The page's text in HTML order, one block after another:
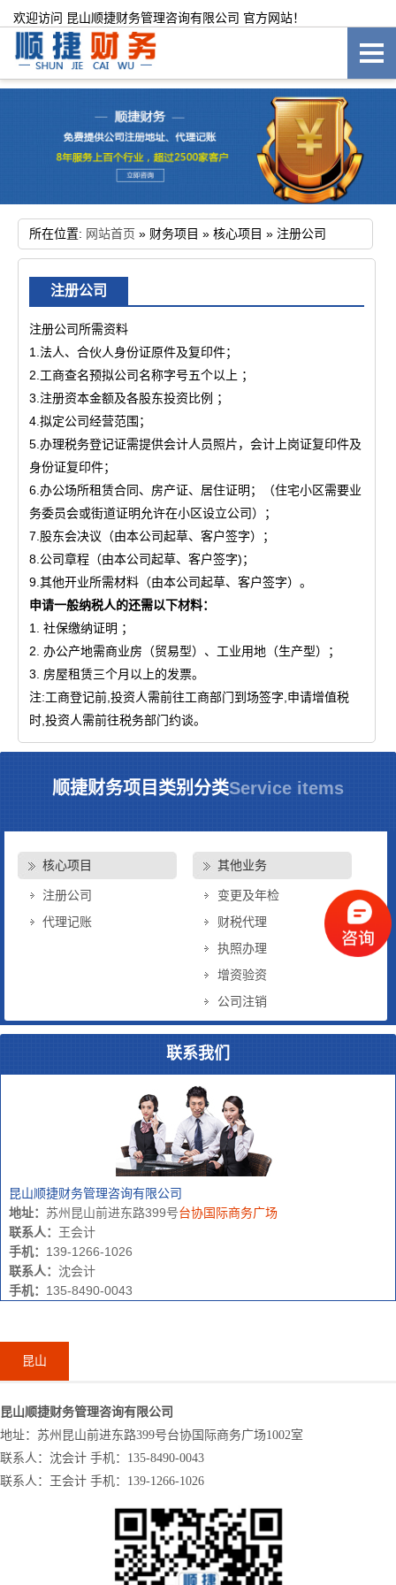
欢迎访问 昆山顺捷财务管理咨询有限公司 官方网站！
所在位置: 网站首页 » 财务项目 » 核心项目 » 注册公司
注册公司
注册公司所需资料
1.法人、合伙人身份证原件及复印件；
2.工商查名预拟公司名称字号五个以上 ；
3.注册资本金额及各股东投资比例 ；
4.拟定公司经营范围；
5.办理税务登记证需提供会计人员照片，会计上岗证复印件及
身份证复印件；
6.办公场所租赁合同、房产证、居住证明；（住宅小区需要业
务委员会或街道证明允许在小区设立公司）；
7.股东会决议（由本公司起草、客户签字）；
8.公司章程（由本公司起草、客户签字)；
9.其他开业所需材料（由本公司起草、客户签字）。
申请一般纳税人的还需以下材料：
1. 社保缴纳证明 ；
2. 办公产地需商业房（贸易型）、工业用地（生产型）；
3. 房屋租赁三个月以上的发票。
注:工商登记前,投资人需前往工商部门到场签字,申请增值税
时,投资人需前往税务部门约谈。
顺捷财务项目类别分类Service items
核心项目
注册公司
代理记账
其他业务
变更及年检
财税代理
执照办理
增资验资
公司注销
联系我们
昆山顺捷财务管理咨询有限公司
地址： 苏州昆山前进东路399号台协国际商务广场
联系人： 王会计
手机： 139-1266-1026
联系人： 沈会计
手机： 135-8490-0043
昆山
昆山顺捷财务管理咨询有限公司
地址：苏州昆山前进东路399号台协国际商务广场1002室
联系人：沈会计 手机：135-8490-0043
联系人：王会计 手机：139-1266-1026